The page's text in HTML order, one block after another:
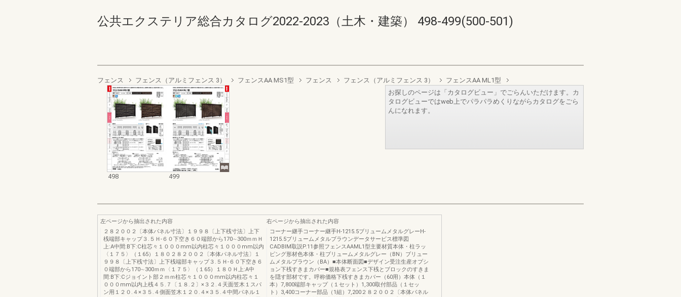
公共エクステリア総合カタログ2022-2023（土木・建築） 498-499(500-501)
フェンス フェンス（アルミフェンス 3） フェンスAA MS1型 フェンス フェンス（アルミフェンス 3） フェンスAA ML1型
498 499
お探しのページは「カタログビュー」でごらんいただけます。カ
タログビューではweb上でパラパラめくりながらカタログをごら
んになれます。
左ページから抽出された内容
２８２００２〔本体パネル寸法〕１９９８〔上下桟寸法〕上下
桟端部キャップ３.５Ｈ-６０下空き６０端部から170∼300ｍｍＨ
上:A中間:B下:C柱芯々１０００mm以内柱芯々１０００mm以内
〈１７５〉（１65）１８０２８２００２〔本体パネル寸法〕１
９９８〔上下桟寸法〕上下桟端部キャップ３.５Ｈ-６０下空き６
０端部から170∼300ｍｍ〈１７５〉（１65）１８０Ｈ上:A中
間:B下:Cジョイント部２ｍｍ柱芯々１０００mm以内柱芯々１
０００mm以内上桟４５.７〔１８.２〕×３２.４天面笠木１スパ
ン用１２０.４×３５.４側面笠木１２０.４×３５.４中間パネル１
右ページから抽出された内容
コーナー継手コーナー継手H-1215.5ブリュームメタルグレーH-
1215.5ブリュームメタルブラウンデータサービス標準図
CADBIM取説P.11参照フェンスAAML1型主要材質本体・柱ラッ
ピング形材色本体・柱ブリュームメタルグレー（BN）ブリュー
ムメタルブラウン（BA）■本体断面図■デザイン受注生産オプシ
ョン下桟すきまカバー■規格表フェンス下桟とブロックのすきま
を隠す部材です。呼称価格下桟すきまカバー（60用）本体（１
本）7,800端部キャップ（１セット）1,300取付部品（１セッ
ト）3,400コーナー部品（1組）7,200２８２００２〔本体パネル